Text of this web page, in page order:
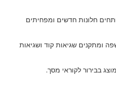
חלונות חדשים ומפחיתים
ומתקנים שגיאות קוד ושגיאות
בבירור לקוראי מסך.